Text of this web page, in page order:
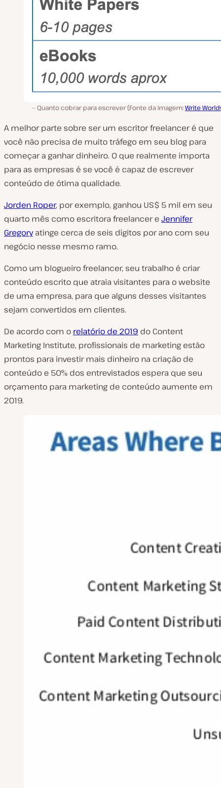
Quanto cobrar para escrever (Fonte da imagem:Write
A melhor parte sobre ser um escritor freelancer é que
você não precisa de muito tráfego em seu blog para
começar a ganhar dinheiro. O que realmente importa
para as empresas é se você é capaz de escrever
conteúdo de ótima qualidade.
Jorden Roper, por exemplo, ganhou US$ 5 mil em seu
quarto mês como escritora freelancer e Jennifer
Gregoryatinge cerca de seis dígitos por ano com seu
negócio nesse mesmo ramo.
Como um blogueiro freelancer, seu trabalho é criar
conteúdo escrito que atraia visitantes para o website
de uma empresa, para que alguns desses visitantes
sejam convertidos em clientes.
De acordo com o relatório de 2019 do Content
Marketing Institute, profissionais de marketing estão
prontos para investir mais dinheiro na criação de
conteúdo e 50% dos entrevistados espera que seu
orçamento para marketing de conteúdo aumente em
2019.